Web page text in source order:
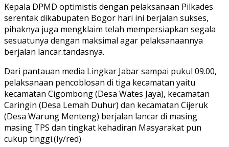
Kepala DPMD optimistis dengan pelaksanaan Pilkades
serentak dikabupaten Bogor hari ini berjalan sukses,
pihaknya juga mengklaim telah mempersiapkan segala
sesuatunya dengan maksimal agar pelaksanaannya
berjalan lancar.tandasnya.
Dari pantauan media Lingkar Jabar sampai pukul 09.00,
pelaksanaan pencoblosan di tiga kecamatan yaitu
kecamatan Cigombong (Desa Wates Jaya), kecamatan
Caringin (Desa Lemah Duhur) dan kecamatan Cijeruk
(Desa Warung Menteng) berjalan lancar di masing
masing TPS dan tingkat kehadiran Masyarakat pun
cukup tinggi.(Iy/red)